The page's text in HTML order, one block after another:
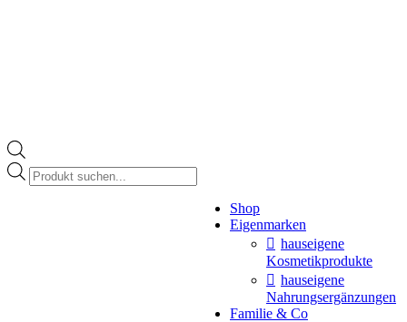
Products
search
Shop
Eigenmarken
hauseigene
Kosmetikprodukte
hauseigene
Nahrungsergänzungen
Familie & Co